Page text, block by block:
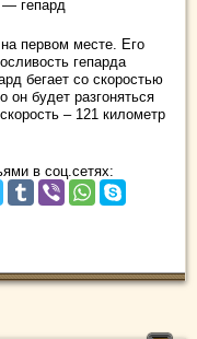
гепард
первом месте. Его
гепарда
бегает со скоростью
он будет разгоняться
– 121 километр
в соц.сетях: